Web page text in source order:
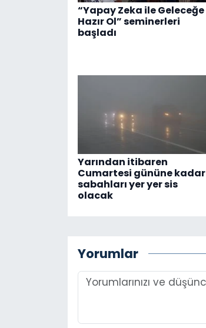
“Yapay Zeka ile Geleceğe
Hazır Ol” seminerleri
başladı
Yarından itibaren
Cumartesi gününe kadar
sabahları yer yer sis
olacak
Yorumlar